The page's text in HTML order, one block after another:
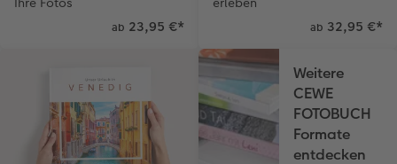
ab 23,95 €* ab 32,95 €*
Weitere
CEWE
FOTOBUCH
Formate
entdecken